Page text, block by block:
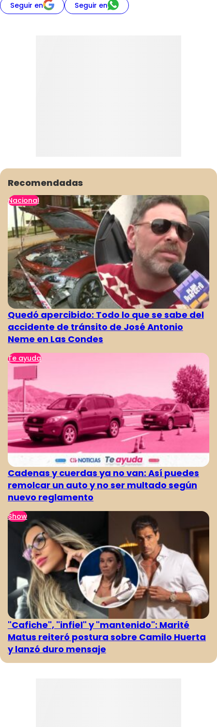
Seguir en Seguir en
Recomendadas
Nacional
Quedó apercibido: Todo lo que se sabe del
accidente de tránsito de José Antonio
Neme en Las Condes
Te ayuda
Cadenas y cuerdas ya no van: Así puedes
remolcar un auto y no ser multado según
nuevo reglamento
Show
"Cafiche", "infiel" y "mantenido": Marité
Matus reiteró postura sobre Camilo Huerta
y lanzó duro mensaje